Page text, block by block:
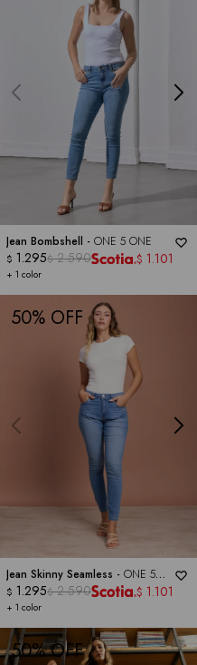
Jean Bombshell - ONE 5 ONE
+ 1 color
$ 1.295$ 2.590 $ 1.101
50
Jean Skinny Seamless - ONE 5
ONE
+ 1 color
$ 1.295$ 2.590 $ 1.101
50